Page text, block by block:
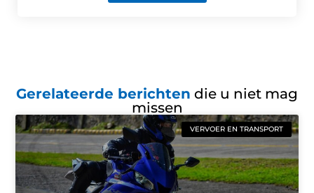
Gerelateerde berichten die u niet mag
missen
VERVOER EN TRANSPORT